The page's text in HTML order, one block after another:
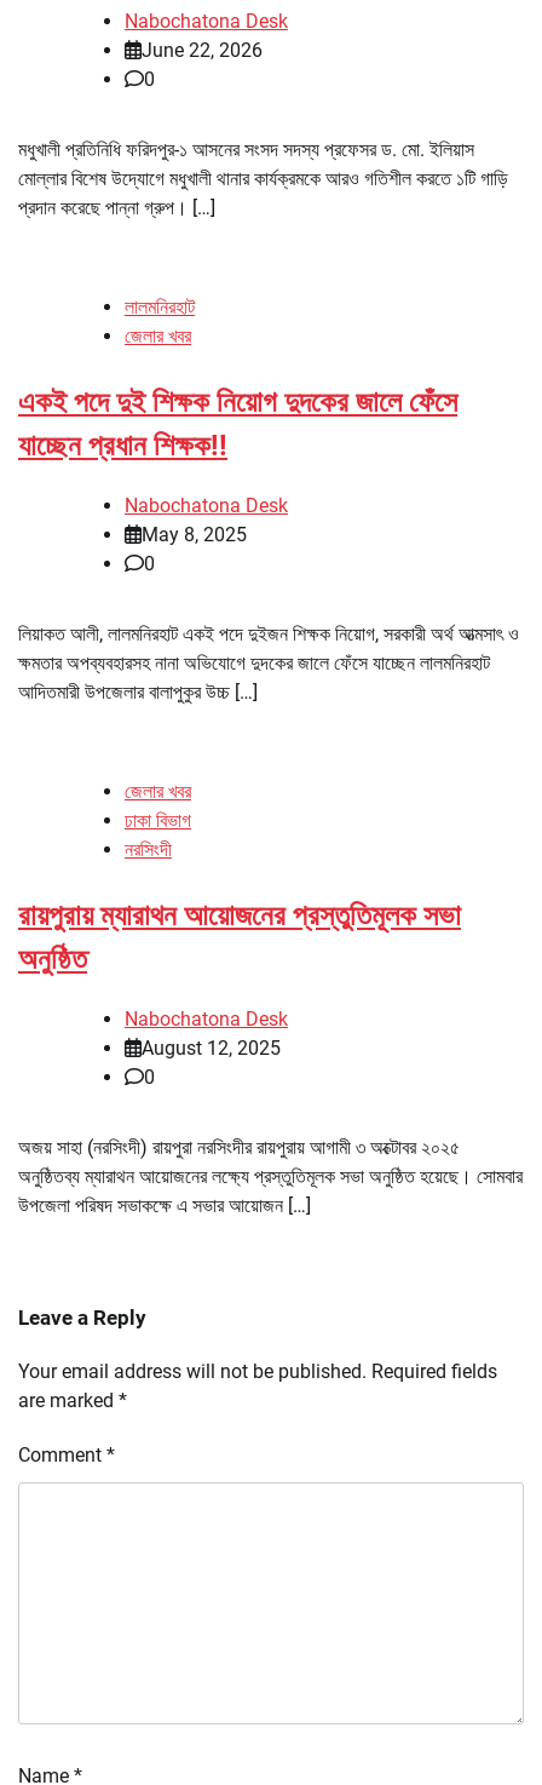
Nabochatona Desk
June 22, 2026
0
মধুখালী প্রতিনিধি ফরিদপুর-১ আসনের সংসদ সদস্য প্রফেসর ড. মো. ইলিয়াস
মোল্লার বিশেষ উদ্যোগে মধুখালী থানার কার্যক্রমকে আরও গতিশীল করতে ১টি গাড়ি
প্রদান করেছে পান্না গ্রুপ। […]
লালমনিরহাট
জেলার খবর
একই পদে দুই শিক্ষক নিয়োগ দুদকের জালে ফেঁসে
যাচ্ছেন প্রধান শিক্ষক!!
Nabochatona Desk
May 8, 2025
0
লিয়াকত আলী, লালমনিরহাট একই পদে দুইজন শিক্ষক নিয়োগ, সরকারী অর্থ আত্মসাৎ ও
ক্ষমতার অপব্যবহারসহ নানা অভিযোগে দুদকের জালে ফেঁসে যাচ্ছেন লালমনিরহাট
আদিতমারী উপজেলার বালাপুকুর উচ্চ […]
জেলার খবর
ঢাকা বিভাগ
নরসিংদী
রায়পুরায় ম্যারাথন আয়োজনের প্রস্তুতিমূলক সভা
অনুষ্ঠিত
Nabochatona Desk
August 12, 2025
0
অজয় সাহা (নরসিংদী) রায়পুরা নরসিংদীর রায়পুরায় আগামী ৩ অক্টোবর ২০২৫
অনুষ্ঠিতব্য ম্যারাথন আয়োজনের লক্ষ্যে প্রস্তুতিমূলক সভা অনুষ্ঠিত হয়েছে। সোমবার
উপজেলা পরিষদ সভাকক্ষে এ সভার আয়োজন […]
Leave a Reply
Your email address will not be published. Required fields
are marked *
Comment *
Name *